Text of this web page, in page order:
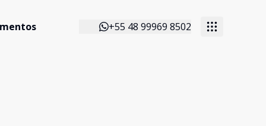
+55 48 99969 8502